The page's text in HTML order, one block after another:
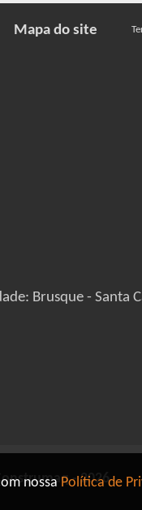
nossa Política de
Mapa do site
Brusque - Santa
- 2026